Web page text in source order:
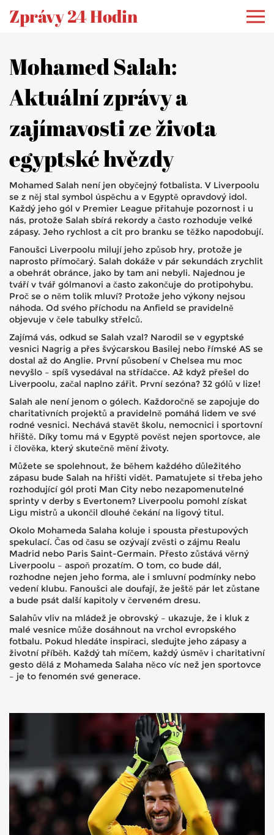
Zprávy 24 Hodin
Mohamed Salah:
Aktuální zprávy a
zajímavosti ze života
egyptské hvězdy
Mohamed Salah není jen obyčejný fotbalista. V Liverpoolu
se z něj stal symbol úspěchu a v Egyptě opravdový idol.
Každý jeho gól v Premier League přitahuje pozornost i u
nás, protože Salah sbírá rekordy a často rozhoduje velké
zápasy. Jeho rychlost a cit pro branku se těžko napodobují.
Fanoušci Liverpoolu milují jeho způsob hry, protože je
naprosto přímočarý. Salah dokáže v pár sekundách zrychlit
a obehrát obránce, jako by tam ani nebyli. Najednou je
tváří v tvář gólmanovi a často zakončuje do protipohybu.
Proč se o něm tolik mluví? Protože jeho výkony nejsou
náhoda. Od svého příchodu na Anfield se pravidelně
objevuje v čele tabulky střelců.
Zajímá vás, odkud se Salah vzal? Narodil se v egyptské
vesnici Nagrig a přes švýcarskou Basilej nebo římské AS se
dostal až do Anglie. První působení v Chelsea mu moc
nevyšlo – spíš vysedával na střídačce. Až když přešel do
Liverpoolu, začal naplno zářit. První sezóna? 32 gólů v lize!
Salah ale není jenom o gólech. Každoročně se zapojuje do
charitativních projektů a pravidelně pomáhá lidem ve své
rodné vesnici. Nechává stavět školu, nemocnici i sportovní
hřiště. Díky tomu má v Egyptě pověst nejen sportovce, ale
i člověka, který skutečně mění životy.
Můžete se spolehnout, že během každého důležitého
zápasu bude Salah na hřišti vidět. Pamatujete si třeba jeho
rozhodující gól proti Man City nebo nezapomenutelné
sprinty v derby s Evertonem? Liverpoolu pomohl získat
Ligu mistrů a ukončil dlouhé čekání na ligový titul.
Okolo Mohameda Salaha koluje i spousta přestupových
spekulací. Čas od času se ozývají zvěsti o zájmu Realu
Madrid nebo Paris Saint-Germain. Přesto zůstává věrný
Liverpoolu – aspoň prozatím. O tom, co bude dál,
rozhodne nejen jeho forma, ale i smluvní podmínky nebo
vedení klubu. Fanoušci ale doufají, že ještě pár let zůstane
a bude psát další kapitoly v červeném dresu.
Salahův vliv na mládež je obrovský – ukazuje, že i kluk z
malé vesnice může dosáhnout na vrchol evropského
fotbalu. Pokud hledáte inspiraci, sledujte jeho zápasy a
životní příběh. Každý tah míčem, každý úsměv i charitativní
gesto dělá z Mohameda Salaha něco víc než jen sportovce
– je to fenomén své generace.